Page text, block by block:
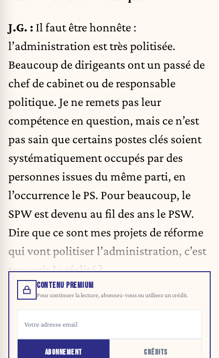
J.G. : Il faut être honnête :
l’administration est très politisée.
Beaucoup de dirigeants ont un passé de
chef de cabinet ou de responsable
politique. Je ne remets pas leur
compétence en question, mais ce n’est
pas sain que certains postes clés soient
systématiquement occupés par des
personnes issues du même parti, en
l’occurrence le PS. Pour beaucoup, le
SPW est devenu au fil des ans le PSW.
Dire que ce sont mes projets de réforme
qui vont politiser l’administration, c’est
travestir la réalité ?
CONTENU PREMIUM
Pour continuer la lecture, abonnez-vous ou utilisez un crédit.
ABONNEMENT CRÉDITS